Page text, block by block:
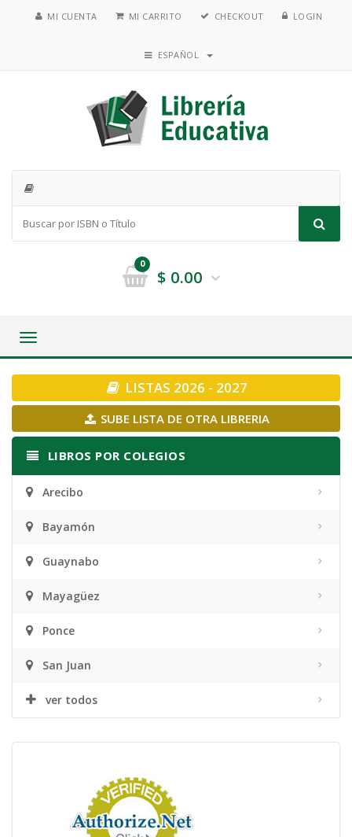
MI CUENTA MI CARRITO CHECKOUT LOGIN
ESPAÑOL
0
$ 0.00
Toggle
LISTAS 2026 - 2027
SUBE LISTA DE OTRA LIBRERIA
LIBROS POR COLEGIOS
Arecibo
Bayamón
Guaynabo
Mayagüez
Ponce
San Juan
ver todos